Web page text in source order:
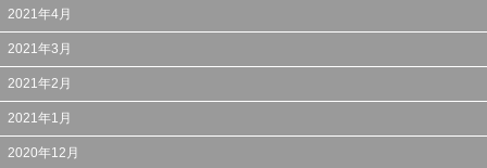
2021年4月
2021年3月
2021年2月
2021年1月
2020年12月